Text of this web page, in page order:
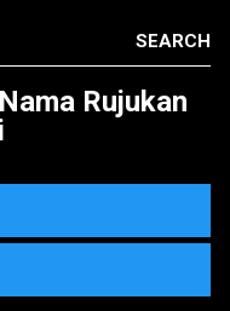
Rujukan